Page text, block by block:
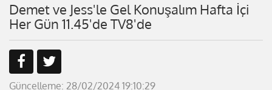
Demet ve Jess'le Gel Konuşalım Hafta İçi
Her Gün 11.45'de TV8'de
Güncelleme: 28/02/2024 19:10:29